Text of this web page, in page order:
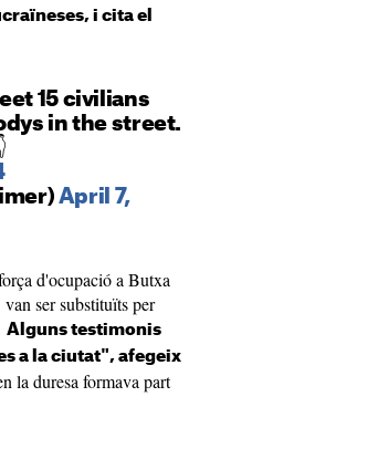
i cita el
15 civilians
in the street.
April 7,
d'ocupació a Butxa
ser substituïts per
Alguns testimonis
a la ciutat", afegeix
la duresa formava part